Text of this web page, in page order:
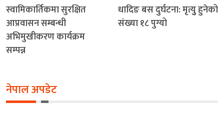
स्वामिकार्तिकमा सुरक्षित
आप्रवासन सम्बन्धी
अभिमुखीकरण कार्यक्रम
सम्पन्न
धादिङ बस दुर्घटना: मृत्युु हुनेको
संख्या १८ पुग्यो
नेपाल अपडेट